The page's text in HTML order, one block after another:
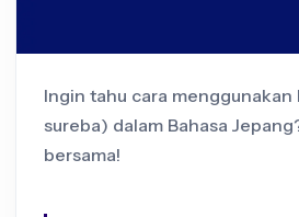
Ingin tahu cara menggunakan
sureba) dalam Bahasa
bersama!